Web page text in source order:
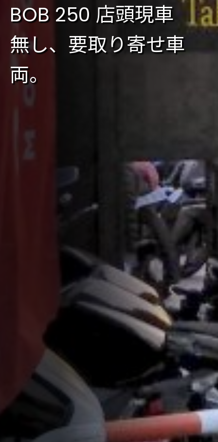
BOB 250 店頭現車
無し、要取り寄せ車
両。